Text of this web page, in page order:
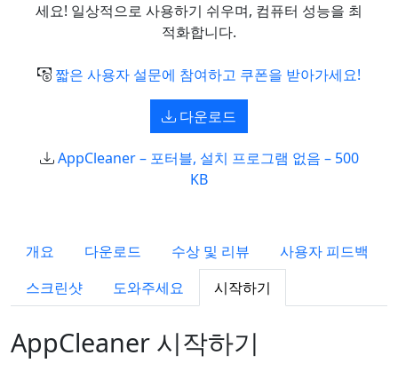
세요! 일상적으로 사용하기 쉬우며, 컴퓨터 성능을 최
적화합니다.
짧은 사용자 설문에 참여하고 쿠폰을 받아가세요!
다운로드
AppCleaner – 포터블, 설치 프로그램 없음 – 500
KB
개요 다운로드 수상 및 리뷰
사용자 피드백
스크린샷
도와주세요 시작하기
AppCleaner 시작하기